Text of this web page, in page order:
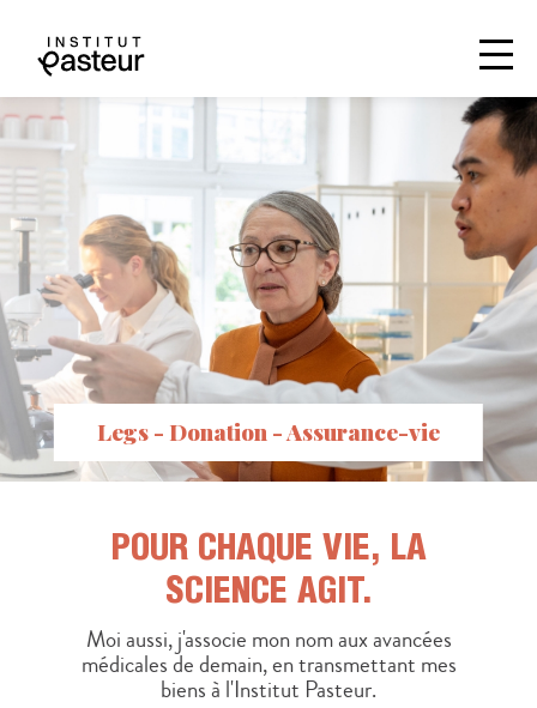
Legs - Donation - Assurance-vie
POUR CHAQUE VIE, LA
SCIENCE AGIT.
Moi aussi, j'associe mon nom aux avancées
médicales de demain,en transmettant mes
biens à l'Institut Pasteur.